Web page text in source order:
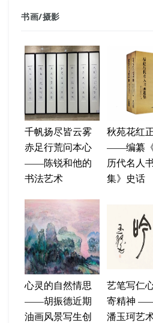
书画/摄影
千帆扬尽皆云雾
赤足行荒问本心
——陈锐和他的
书法艺术
秋苑花红
——编纂
历代名人
集》史话
心灵的自然情思
——胡振德近期
油画风景写生创
艺笔写仁
寄精神
潘玉珂艺